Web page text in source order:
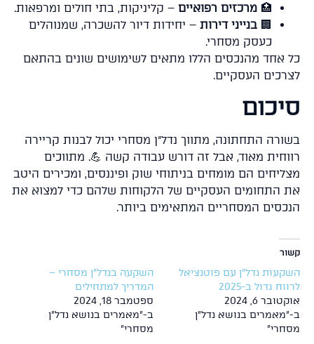
🏥מרכזים רפואיים– קליניקות, בתי חולים ומרפאות.
🏢בנייני דירות– יחידות דיור להשכרה, שמנוהלים
כעסק מסחרי.
אחד מהנכסים הללו מתאים לשימושים שונים בהתאם
העסקיים.
התחתונה, מתווך נדל"ן מסחרי יכול לבנות קריירה
מאוד, אבל זה דורש עבודה קשה 💪. מתווכים
הם מומחים בניתוחי שוק ופיננסים, ומכירים היטב
התחומים העסקיים של הלקוחות שלהם כדי למצוא את
המסחריים המתאימים ביותר.
נדל"ן עם פוטנציאל
גדול ב-2025
6, 2024
בנושא נדל"ן
השקעה בנדל"ן מסחרי –
המדריך למתחילים
ספטמבר 18, 2024
ב-"מאמרים בנושא נדל"ן
מסחרי"